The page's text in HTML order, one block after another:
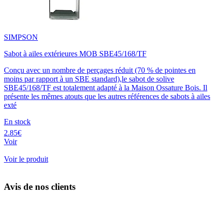
SIMPSON
Sabot à ailes extérieures MOB SBE45/168/TF
Conçu avec un nombre de perçages réduit (70 % de pointes en
moins par rapport à un SBE standard),le sabot de solive
SBE45/168/TF est totalement adapté à la Maison Ossature Bois. Il
présente les mêmes atouts que les autres références de sabots à ailes
exté
En stock
2.85€
Voir
Voir le produit
Avis de nos clients